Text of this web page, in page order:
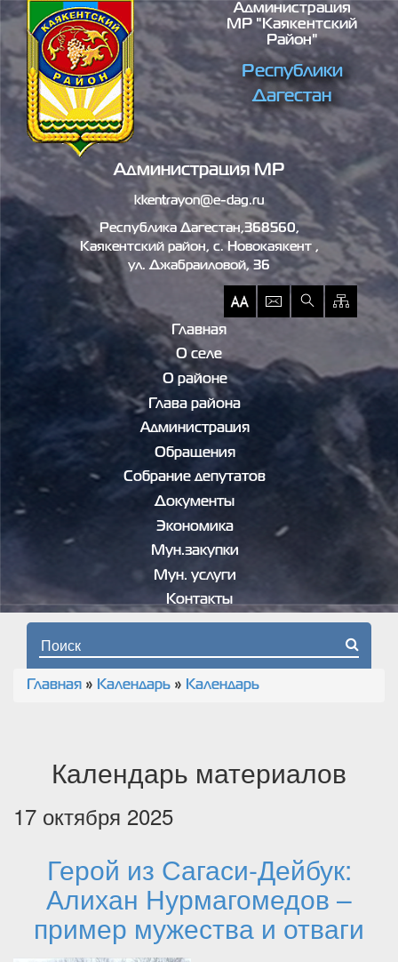
Перейти к основному содержаниюАдминистрация
МР "Каякентский
Район"
Республики
Дагестан
Администрация МР
kkentrayon@e-dag.ru
Республика Дагестан,368560,
Каякентский район, c. Новокаякент ,
ул. Джабраиловой, 36
Главная
О селе
О районе
Глава района
Администрация
Обращения
Собрание депутатов
Документы
Экономика
Мун.закупки
Мун. услуги
Контакты
Форма поиска
Вы здесь
Главная » Календарь » Календарь
Календарь материалов
17 октября 2025
Герой из Сагаси-Дейбук:
Алихан Нурмагомедов –
пример мужества и отваги